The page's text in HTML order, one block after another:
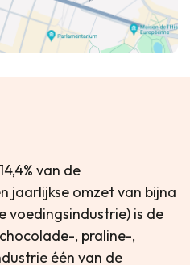
van de
jaarlijkse omzet van bijna
voedingsindustrie) is de
, praline-,
één van de